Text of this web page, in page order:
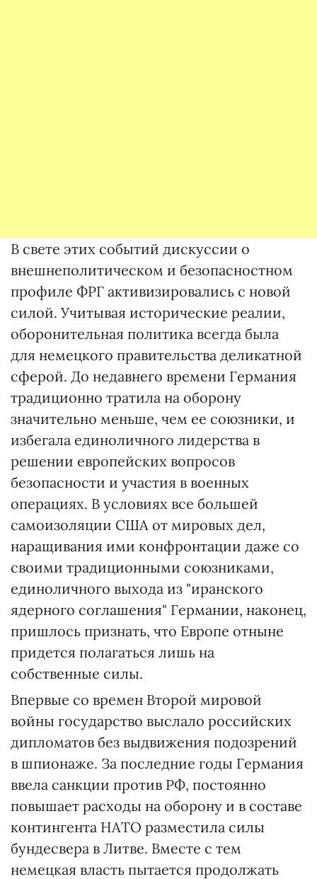
В свете этих событий дискуссии о
внешнеполитическом и безопасностном
профиле ФРГ активизировались с новой
силой. Учитывая исторические реалии,
оборонительная политика всегда была
для немецкого правительства деликатной
сферой. До недавнего времени Германия
традиционно тратила на оборону
значительно меньше, чем ее союзники, и
избегала единоличного лидерства в
решении европейских вопросов
безопасности и участия в военных
операциях. В условиях все большей
самоизоляции США от мировых дел,
наращивания ими конфронтации даже со
своими традиционными союзниками,
единоличного выхода из "иранского
ядерного соглашения" Германии, наконец,
пришлось признать, что Европе отныне
придется полагаться лишь на
собственные силы.
Впервые со времен Второй мировой
войны государство выслало российских
дипломатов без выдвижения подозрений
в шпионаже. За последние годы Германия
ввела санкции против РФ, постоянно
повышает расходы на оборону и в составе
контингента НАТО разместила силы
бундесвера в Литве. Вместе с тем
немецкая власть пытается продолжать